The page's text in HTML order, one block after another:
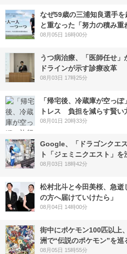
なぜ59歳の三浦知良選手
と重なった「努力の積み重
08月05日 16時00分
うつ病治療、「医師任せ
ドラインが示す診療改革
08月03日 17時25分
「帰宅後、冷蔵庫が空っ
トレス 負担を減らす賢い
08月01日 20時33分
Google、「ドラゴンクエ
ト「ジェミニクエスト」
08月03日 18時42分
松村北斗と今田美桜、急逝
の方へ届けていけたら」
08月04日 14時00分
街中にポケモン100匹以
洲で“伝説のポケモン”を巡
08月05日 15時55分